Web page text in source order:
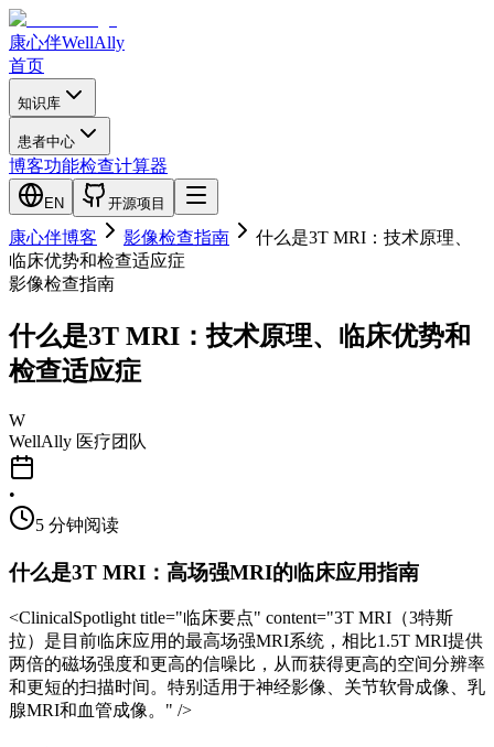
康心伴WellAlly
首页
知识库
患者中心
博客功能检查计算器
EN 开源项目
康心伴博客 影像检查指南
什么是3T MRI：技术原理、
临床优势和检查适应症
影像检查指南
什么是3T MRI：技术原理、临床优势和
检查适应症
W
WellAlly 医疗团队
•
5 分钟阅读
什么是3T MRI：高场强MRI的临床应用指南
<ClinicalSpotlight title="临床要点" content="3T MRI（3特斯
拉）是目前临床应用的最高场强MRI系统，相比1.5T MRI提供
两倍的磁场强度和更高的信噪比，从而获得更高的空间分辨率
和更短的扫描时间。特别适用于神经影像、关节软骨成像、乳
腺MRI和血管成像。" />